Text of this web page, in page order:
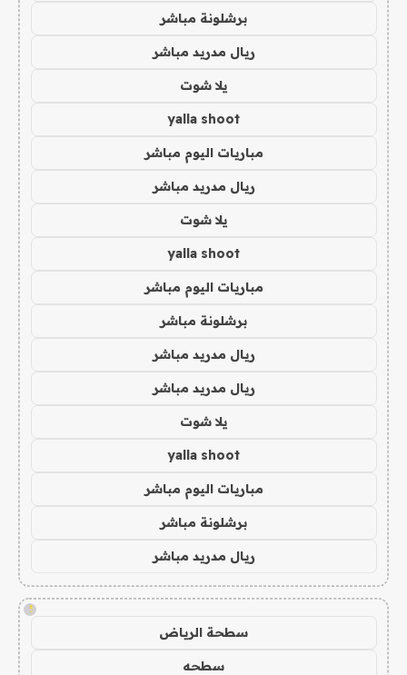
برشلونة مباشر
ريال مدريد مباشر
يلا شوت
yalla shoot
مباريات اليوم مباشر
ريال مدريد مباشر
يلا شوت
yalla shoot
مباريات اليوم مباشر
برشلونة مباشر
ريال مدريد مباشر
ريال مدريد مباشر
يلا شوت
yalla shoot
مباريات اليوم مباشر
برشلونة مباشر
ريال مدريد مباشر
!
سطحة الرياض
سطحه